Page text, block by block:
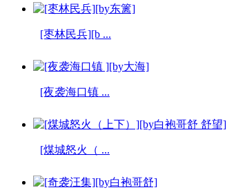
[枣林民兵][b ...
[夜袭海口镇 ...
[煤城怒火（ ...